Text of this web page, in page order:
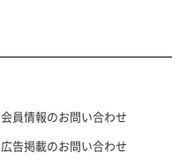
会員情報のお問い合わせ
広告掲載のお問い合わせ